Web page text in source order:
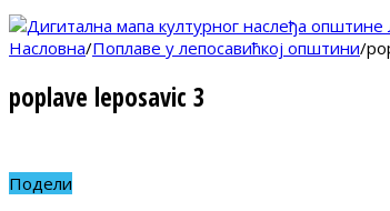
Насловна/Поплаве у лепосавићкој општини/
poplave leposavic 3
Подели